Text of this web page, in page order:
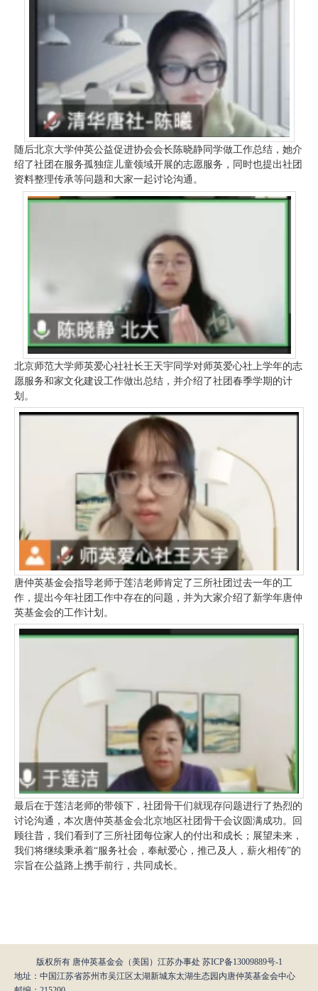
随后北京大学仲英公益促进协会会长陈晓静同学做工作总结，她介
绍了社团在服务孤独症儿童领域开展的志愿服务，同时也提出社团
资料整理传承等问题和大家一起讨论沟通。
北京师范大学师英爱心社社长王天宇同学对师英爱心社上学年的志
愿服务和家文化建设工作做出总结，并介绍了社团春季学期的计
划。
唐仲英基金会指导老师于莲洁老师肯定了三所社团过去一年的工
作，提出今年社团工作中存在的问题，并为大家介绍了新学年唐仲
英基金会的工作计划。
最后在于莲洁老师的带领下，社团骨干们就现存问题进行了热烈的
讨论沟通，本次唐仲英基金会北京地区社团骨干会议圆满成功。回
顾往昔，我们看到了三所社团每位家人的付出和成长；展望未来，
我们将继续秉承着“服务社会，奉献爱心，推己及人，薪火相传”的
宗旨在公益路上携手前行，共同成长。
版权所有 唐仲英基金会（美国）江苏办事处 苏ICP备13009889号-1
地址：中国江苏省苏州市吴江区太湖新城东太湖生态园内唐仲英基金会中心